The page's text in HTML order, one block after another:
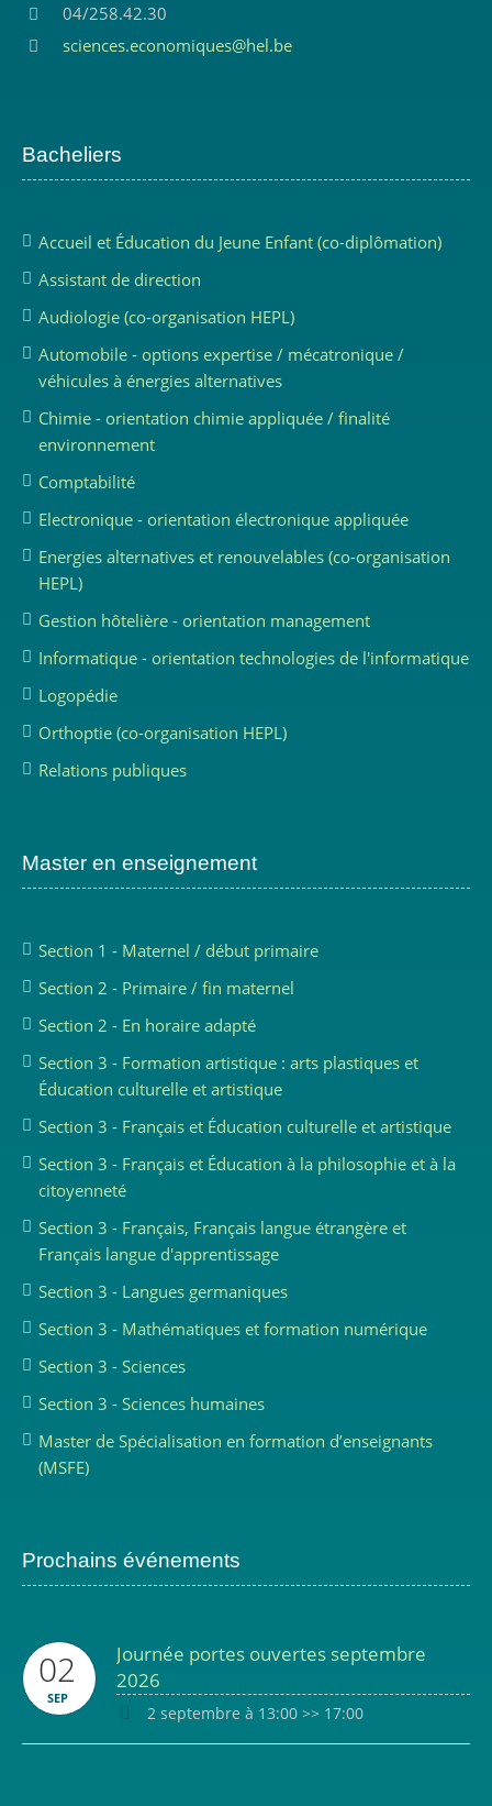
04/258.42.30
sciences.economiques@hel.be
Bacheliers
Accueil et Éducation du Jeune Enfant (co-diplômation)
Assistant de direction
Audiologie (co-organisation HEPL)
Automobile - options expertise / mécatronique /
véhicules à énergies alternatives
Chimie - orientation chimie appliquée / finalité
environnement
Comptabilité
Electronique - orientation électronique appliquée
Energies alternatives et renouvelables (co-organisation
HEPL)
Gestion hôtelière - orientation management
Informatique - orientation technologies de l'informatique
Logopédie
Orthoptie (co-organisation HEPL)
Relations publiques
Master en enseignement
Section 1 - Maternel / début primaire
Section 2 - Primaire / fin maternel
Section 2 - En horaire adapté
Section 3 - Formation artistique : arts plastiques et
Éducation culturelle et artistique
Section 3 - Français et Éducation culturelle et artistique
Section 3 - Français et Éducation à la philosophie et à la
citoyenneté
Section 3 - Français, Français langue étrangère et
Français langue d'apprentissage
Section 3 - Langues germaniques
Section 3 - Mathématiques et formation numérique
Section 3 - Sciences
Section 3 - Sciences humaines
Master de Spécialisation en formation d’enseignants
(MSFE)
Prochains événements
02
SEP
Journée portes ouvertes septembre
2026
2 septembre à 13:00 >> 17:00